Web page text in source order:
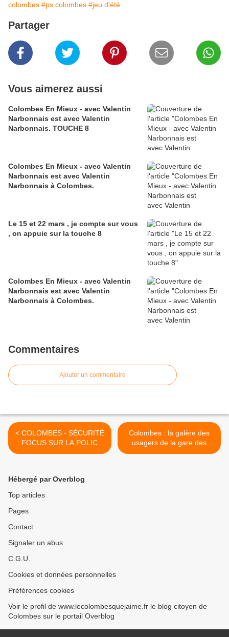
colombes #ps colombes #jeu d'été
Partager
Vous aimerez aussi
Colombes En Mieux - avec Valentin
Narbonnais est avec Valentin
Narbonnais. TOUCHE 8
Colombes En Mieux - avec Valentin
Narbonnais est avec Valentin
Narbonnais à Colombes.
Le 15 et 22 mars , je compte sur vous
, on appuie sur la touche 8
Colombes En Mieux - avec Valentin
Narbonnais est avec Valentin
Narbonnais à Colombes.
Commentaires
Ajouter un commentaire
< COLOMBES - SÉCURITÉ
: FOCUS SUR LA POLICE
MUNICIPALE
Colombes : la galère des
usagers de la gare des
Vallées pendant les travaux
Hébergé par Overblog
Top articles
Pages
Contact
Signaler un abus
C.G.U.
Cookies et données personnelles
Préférences cookies
Voir le profil de www.lecolombesquejaime.fr le blog citoyen de
Colombes sur le portail Overblog